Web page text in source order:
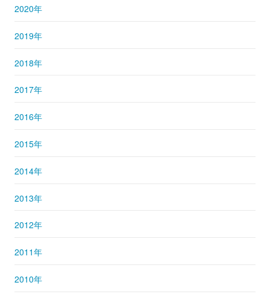
2020年
2019年
2018年
2017年
2016年
2015年
2014年
2013年
2012年
2011年
2010年